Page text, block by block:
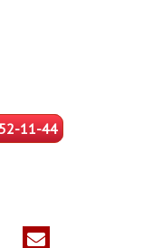
11-44